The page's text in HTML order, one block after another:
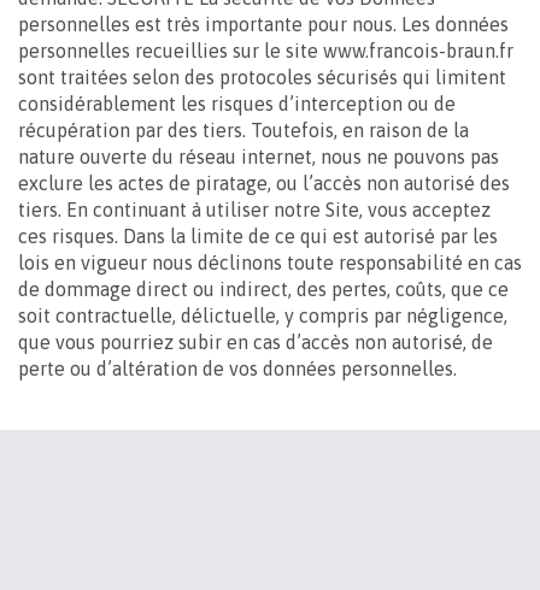
personnelles est très importante pour nous. Les données
personnelles recueillies sur le site www.francois-braun.fr
sont traitées selon des protocoles sécurisés qui limitent
considérablement les risques d’interception ou de
récupération par des tiers. Toutefois, en raison de la
nature ouverte du réseau internet, nous ne pouvons pas
exclure les actes de piratage, ou l’accès non autorisé des
tiers. En continuant à utiliser notre Site, vous acceptez
ces risques. Dans la limite de ce qui est autorisé par les
lois en vigueur nous déclinons toute responsabilité en cas
de dommage direct ou indirect, des pertes, coûts, que ce
soit contractuelle, délictuelle, y compris par négligence,
que vous pourriez subir en cas d’accès non autorisé, de
perte ou d’altération de vos données personnelles.